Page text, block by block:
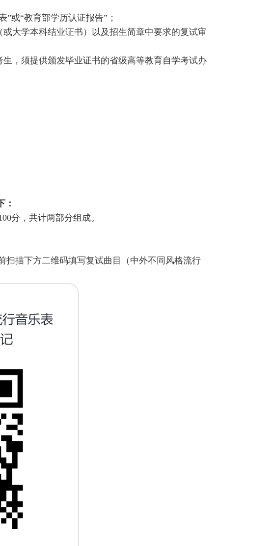
或“教育部学历认证报告”；
大学本科结业证书）以及招生简章中要求的复试审
，须提供颁发毕业证书的省级高等教育自学考试办
：
分，共计两部分组成。
扫描下方二维码填写复试曲目（中外不同风格流行